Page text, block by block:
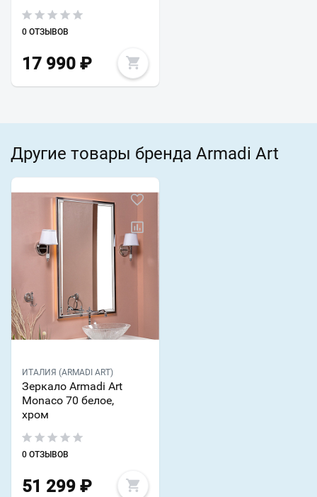
0 ОТЗЫВОВ
17 990 ₽
Другие товары бренда Armadi Art
ИТАЛИЯ (ARMADI ART)
Зеркало Armadi Art
Monaco 70 белое,
хром
0 ОТЗЫВОВ
51 299 ₽